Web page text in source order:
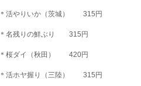
＊活やりいか（茨城） 315円
＊名残りの鮮ぶり 315円
＊桜ダイ（秋田） 420円
＊活ホヤ握り（三陸） 315円